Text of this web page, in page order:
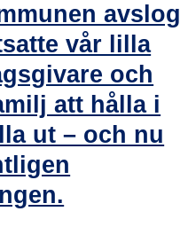
avslog
vår lilla
och
att hålla i
ut – och nu